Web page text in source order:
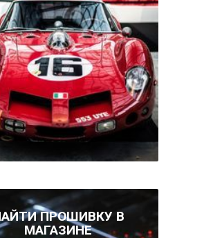
ПРОШИВКУ В
МАГАЗИНЕ